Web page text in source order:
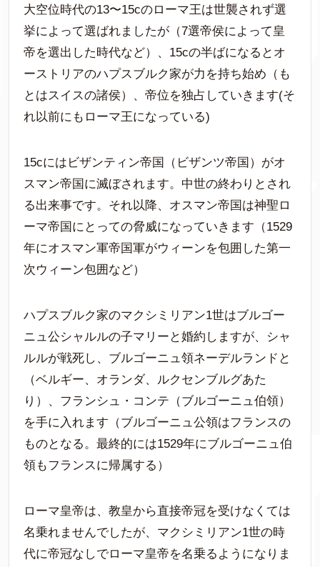
大空位時代の13〜15cのローマ王は世襲されず選
挙によって選ばれましたが（7選帝侯によって皇
帝を選出した時代など）、15cの半ばになるとオ
ーストリアのハプスブルク家が力を持ち始め（も
とはスイスの諸侯）、帝位を独占していきます(そ
れ以前にもローマ王になっている)
15cにはビザンティン帝国（ビザンツ帝国）がオ
スマン帝国に滅ぼされます。中世の終わりとされ
る出来事です。それ以降、オスマン帝国は神聖ロ
ーマ帝国にとっての脅威になっていきます（1529
年にオスマン軍帝国軍がウィーンを包囲した第一
次ウィーン包囲など）
ハプスブルク家のマクシミリアン1世はブルゴー
ニュ公シャルルの子マリーと婚約しますが、シャ
ルルが戦死し、ブルゴーニュ領ネーデルランドと
（ベルギー、オランダ、ルクセンブルグあた
り）、フランシュ・コンテ（ブルゴーニュ伯領）
を手に入れます（ブルゴーニュ公領はフランスの
ものとなる。最終的には1529年にブルゴーニュ伯
領もフランスに帰属する）
ローマ皇帝は、教皇から直接帝冠を受けなくては
名乗れませんでしたが、マクシミリアン1世の時
代に帝冠なしでローマ皇帝を名乗るようになりま